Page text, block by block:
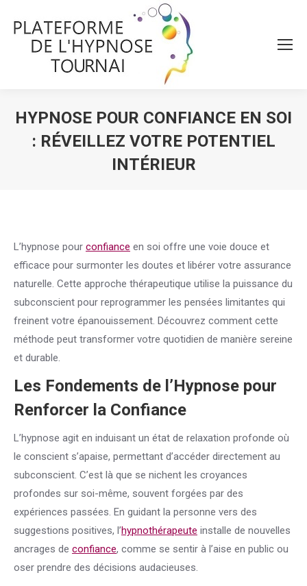
HYPNOSE POUR CONFIANCE EN SOI
: RÉVEILLEZ VOTRE POTENTIEL
INTÉRIEUR
L’hypnose pour confiance en soi offre une voie douce et
efficace pour surmonter les doutes et libérer votre assurance
naturelle. Cette approche thérapeutique utilise la puissance du
subconscient pour reprogrammer les pensées limitantes qui
freinent votre épanouissement. Découvrez comment cette
méthode peut transformer votre quotidien de manière sereine
et durable.
Les Fondements de l’Hypnose pour
Renforcer la Confiance
L’hypnose agit en induisant un état de relaxation profonde où
le conscient s’apaise, permettant d’accéder directement au
subconscient. C’est là que se nichent les croyances
profondes sur soi-même, souvent forgées par des
expériences passées. En guidant la personne vers des
suggestions positives, l’hypnothérapeute installe de nouvelles
ancrages de confiance, comme se sentir à l’aise en public ou
oser prendre des décisions audacieuses.